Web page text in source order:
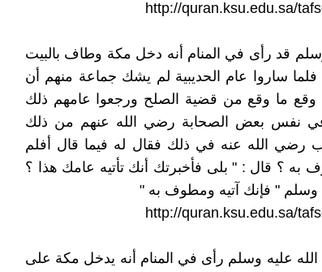
http://quran.ksu.edu.sa/
قد رأى في المنام أنه دخل مكة وطاف بالبيت
فلما ساروا عام الحديبية لم يشك جماعة منهم أن
وقع ما وقع من قضية الصلح ورجعوا عامهم ذلك
نفس بعض الصحابة رضي الله عنهم من ذلك
الله عنه في ذلك فقال له فيما قال أفلم
به ؟ قال : " بلى فأخبرتك أنك تأتيه عامك هذا ؟
وسلم " فإنك آتيه ومطوف به "
http://quran.ksu.edu.sa/
عليه وسلم رأى في المنام أنه يدخل مكة على